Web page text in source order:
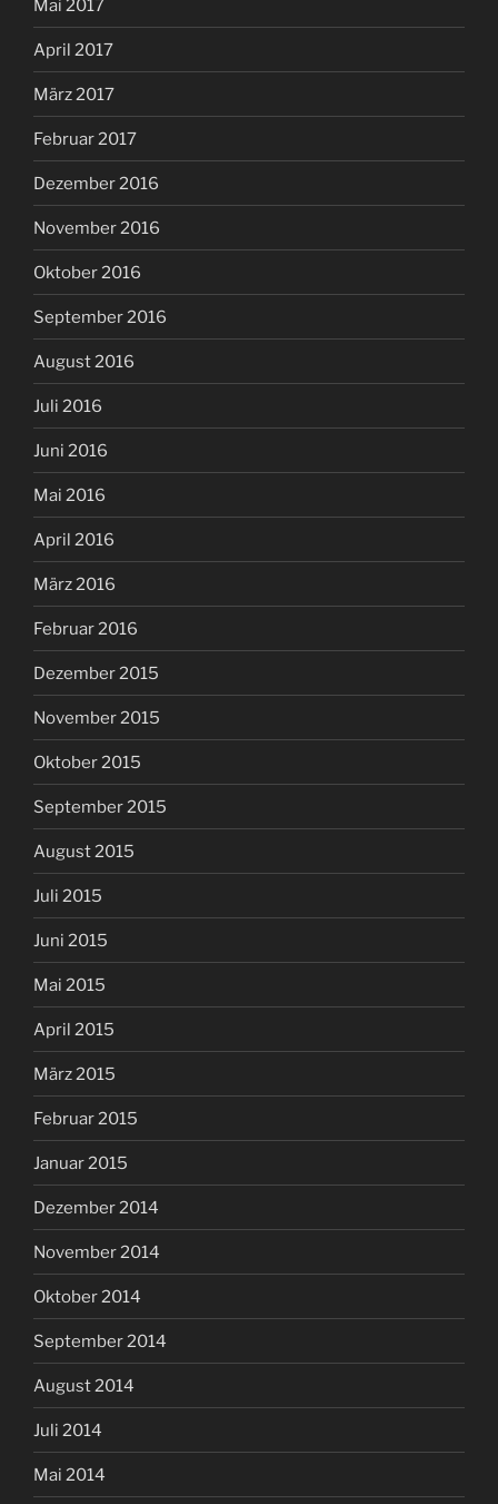
Mai 2017
April 2017
März 2017
Februar 2017
Dezember 2016
November 2016
Oktober 2016
September 2016
August 2016
Juli 2016
Juni 2016
Mai 2016
April 2016
März 2016
Februar 2016
Dezember 2015
November 2015
Oktober 2015
September 2015
August 2015
Juli 2015
Juni 2015
Mai 2015
April 2015
März 2015
Februar 2015
Januar 2015
Dezember 2014
November 2014
Oktober 2014
September 2014
August 2014
Juli 2014
Mai 2014